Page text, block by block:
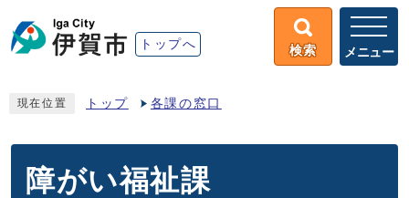
トップへ 検索 メニュー
現在位置 トップ 各課の窓口
障がい福祉課